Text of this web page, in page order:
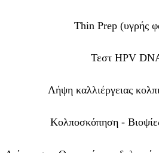
Thin Prep (υγρής
Τεστ HPV
Λήψη καλλιέργειας
Κολποσκόπηση -